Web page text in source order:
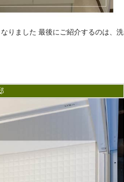
りました 最後にご紹介するのは、洗